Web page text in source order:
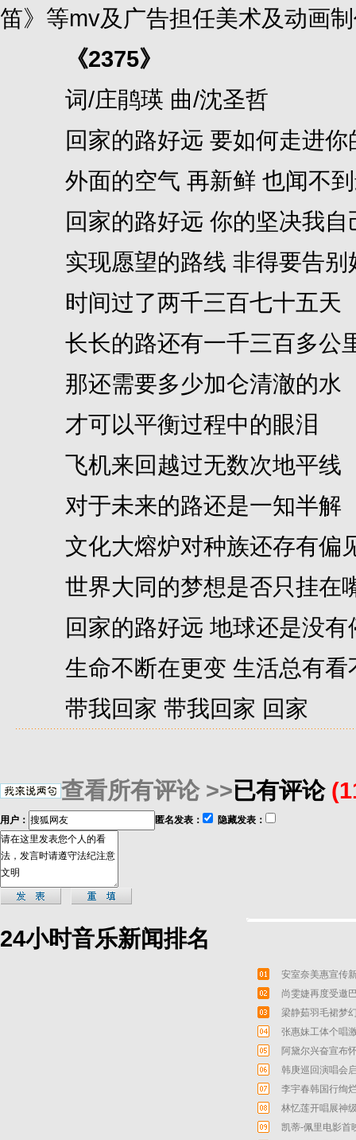
笛》等mv及广告担任美术及动画
《2375》
词/庄鹃瑛 曲/沈圣哲
回家的路好远 要如何走进你
外面的空气 再新鲜 也闻不到
回家的路好远 你的坚决我自
实现愿望的路线 非得要告别
时间过了两千三百七十五天
长长的路还有一千三百多公
那还需要多少加仑清澈的水
才可以平衡过程中的眼泪
飞机来回越过无数次地平线
对于未来的路还是一知半解
文化大熔炉对种族还存有偏
世界大同的梦想是否只挂在
回家的路好远 地球还是没有
生命不断在更变 生活总有看
带我回家 带我回家 回家
查看所有评论 >>已有评论
用户： 匿名发表： 隐藏发表：
24小时音乐新闻排名
安室奈美惠宣传
尚雯婕再度受邀
梁静茹羽毛裙梦
张惠妹工体个唱
阿黛尔兴奋宣布
韩庚巡回演唱会
李宇春韩国行绚
林忆莲开唱展神
凯蒂-佩里电影首